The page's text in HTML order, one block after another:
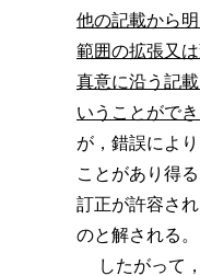
他の記載から
範囲の拡張又
真意に沿う記
いうことができ
が，錯誤によ
ことがあり得
訂正が許容さ
のと解される。
したがって